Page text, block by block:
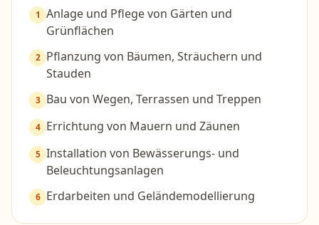
1 Anlage und Pflege von Gärten und
Grünflächen
2 Pflanzung von Bäumen, Sträuchern und
Stauden
3 Bau von Wegen, Terrassen und Treppen
4 Errichtung von Mauern und Zäunen
5 Installation von Bewässerungs- und
Beleuchtungsanlagen
6 Erdarbeiten und Geländemodellierung